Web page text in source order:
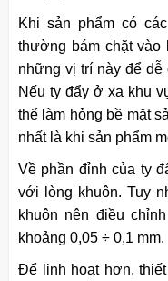
Khi sản phẩm có
thường bám chặt vào
những vị trí này để dễ
Nếu ty đẩy ở xa khu
thể làm hỏng bề mặt
nhất là khi sản phẩm
Về phần đỉnh của ty
với lòng khuôn. Tuy
khuôn nên điều
khoảng 0,05 ÷ 0,1 mm.
Để linh hoạt hơn,